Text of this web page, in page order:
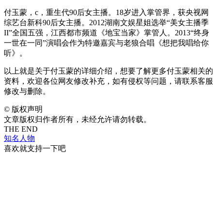
付玉蒙，c，重生代90后女主播。18岁进入掌管界，获央视网
综艺台新科90后女主播。2012湖南文娱星姐选举“美女主播季
II”全国五强，江西都市频道《地宝当家》掌管人。2013“终身
一世在一同”演唱会作为特邀嘉宾与老狼合唱《想把我唱给你
听》。
以上就是关于付玉蒙的详细介绍，想要了解更多付玉蒙相关的
资料，欢迎各位网友修改补充，如有侵权等问题，请联系客服
修改与删除。
© 版权声明
文章版权归作者所有，未经允许请勿转载。
THE END
知名人物
喜欢就支持一下吧